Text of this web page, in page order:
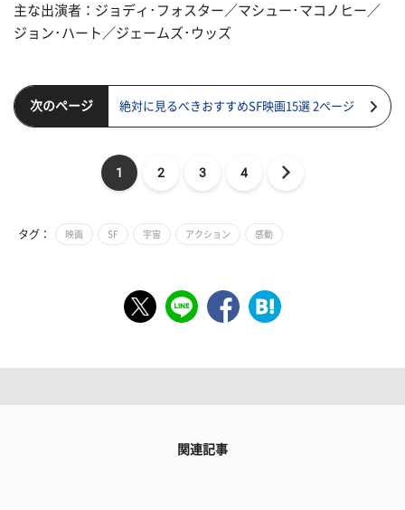
主な出演者：ジョディ･フォスター／マシュー･マコノヒー／
ジョン･ハート／ジェームズ･ウッズ
次のページ 絶対に見るべきおすすめSF映画15選 2ページ
1 2 3 4
タグ： 映画 SF 宇宙 アクション 感動
関連記事